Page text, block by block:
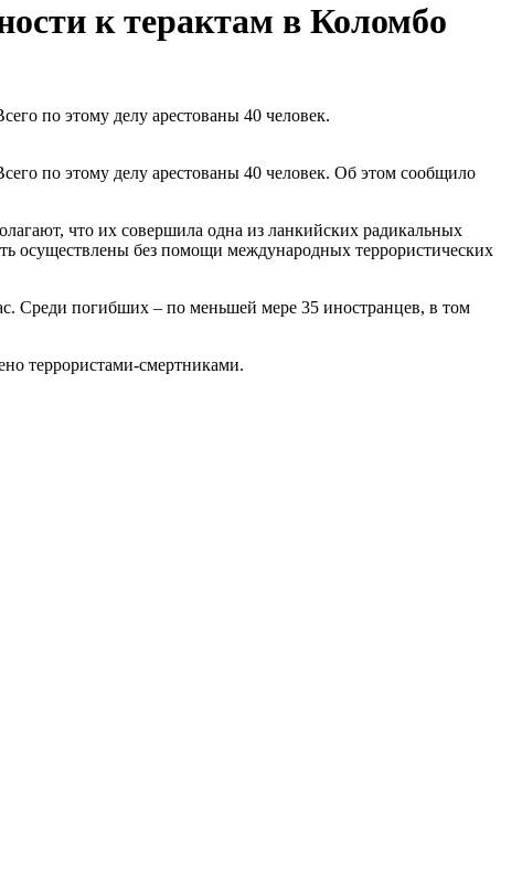
к терактам в Коломбо
по этому делу арестованы 40 человек.
по этому делу арестованы 40 человек. Об этом сообщило
что их совершила одна из ланкийских радикальных
осуществлены без помощи международных террористических
Среди погибших – по меньшей мере 35 иностранцев, в том
террористами-смертниками.